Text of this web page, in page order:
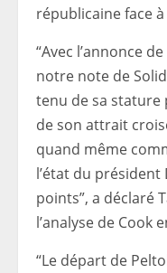
républicaine face
“Avec l’annonce
notre note de
tenu de sa stature
de son attrait
quand même
l’état du
points”, a déclaré
l’analyse de Cook
“Le départ de